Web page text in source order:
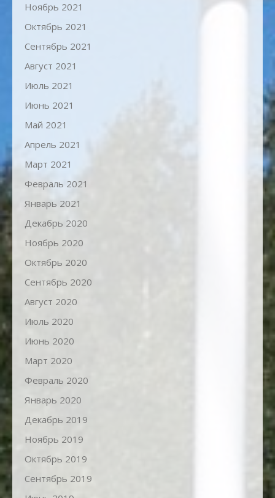
Ноябрь 2021
Октябрь 2021
Сентябрь 2021
Август 2021
Июль 2021
Июнь 2021
Май 2021
Апрель 2021
Март 2021
Февраль 2021
Январь 2021
Декабрь 2020
Ноябрь 2020
Октябрь 2020
Сентябрь 2020
Август 2020
Июль 2020
Июнь 2020
Март 2020
Февраль 2020
Январь 2020
Декабрь 2019
Ноябрь 2019
Октябрь 2019
Сентябрь 2019